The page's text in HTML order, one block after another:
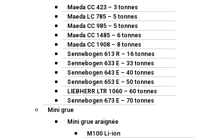
Maeda CC 423 – 3 tonnes
Maeda LC 785 – 5 tonnes
Maeda CC 985 – 5 tonnes
Maeda CC 1485 – 6 tonnes
Maeda CC 1908 – 8 tonnes
Sennebogen 613 R – 16 tonnes
Sennebogen 633 E – 33 tonnes
Sennebogen 643 E – 40 tonnes
Sennebogen 653 E – 50 tonnes
LIEBHERR LTR 1060 – 60 tonnes
Sennebogen 673 E – 70 tonnes
Mini grue
Mini grue araignée
M100 Li-ion